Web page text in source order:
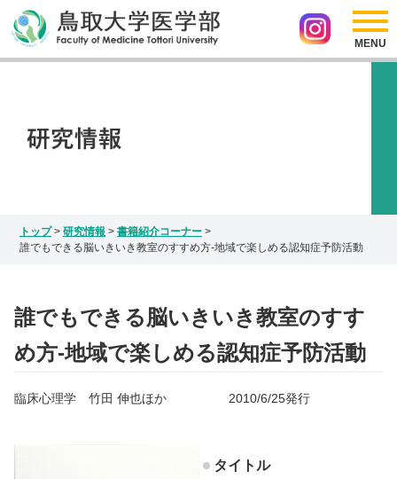
お問い合わせ
トップ > 研究情報 > 書籍紹介コーナー >
誰でもできる脳いきいき教室のすすめ方‐地域で楽しめる認知症予防活動
誰でもできる脳いきいき教室のすす
め方‐地域で楽しめる認知症予防活動
臨床心理学 竹田 伸也ほか 2010/6/25発行
タイトル